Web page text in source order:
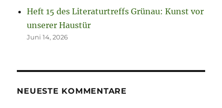
Heft 15 des Literaturtreffs Grünau: Kunst vor
unserer Haustür
Juni 14, 2026
NEUESTE KOMMENTARE